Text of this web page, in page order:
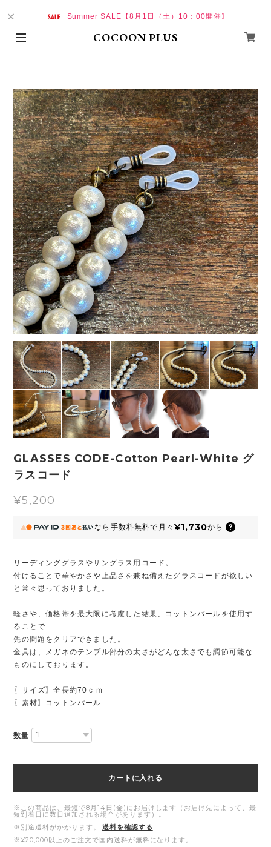
Summer SALE【8月1日（土）10：00開催】
COCOON PLUS
GLASSES CODE-Cotton Pearl-White グ
ラスコード
¥5,200
なら 手数料無料で 月々 ¥1,730から
リーディンググラスやサングラス用コード。
付けることで華やかさや上品さを兼ね備えたグラスコードが欲しい
と常々思っておりました。
軽さや、価格帯を最大限に考慮した結果、コットンパールを使用す
ることで
先の問題をクリアできました。
金具は、メガネのテンプル部分の太さがどんな太さでも調節可能な
ものにしております。
〖サイズ〗全長約70ｃｍ
〖素材〗コットンパール
数量
カートに入れる
※この商品は、最短で8月14日(金)にお届けします（お届け先によって、最
短到着日に数日追加される場合があります）。
※別途送料がかかります。
送料を確認する
※¥20,000以上のご注文で国内送料が無料になります。